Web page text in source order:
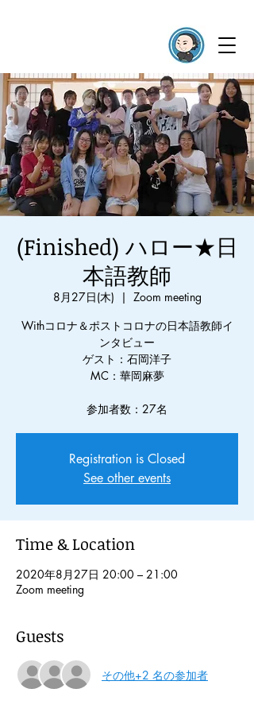
(Finished) ハロー★日
本語教師
8月27日(木)
  |
Zoom meeting
Withコロナ＆ポストコロナの日本語教師イ
ンタビュー
ゲスト：石岡洋子
MC：華岡麻夢
参加者数：27名
Registration is Closed
See other events
Time & Location
2020年8月27日 20:00 – 21:00
Zoom meeting
Guests
その他+2 名の参加者